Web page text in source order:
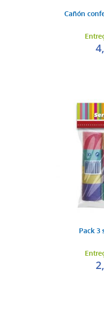
Cañón
Pack 3